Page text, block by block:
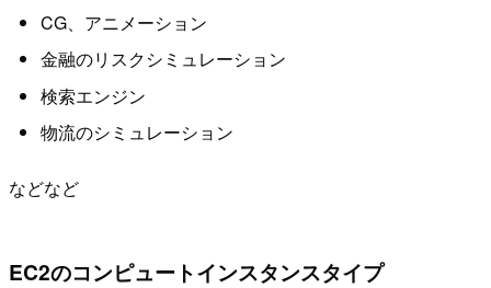
CG、アニメーション
金融のリスクシミュレーション
検索エンジン
物流のシミュレーション
などなど
EC2のコンピュートインスタンスタイプ